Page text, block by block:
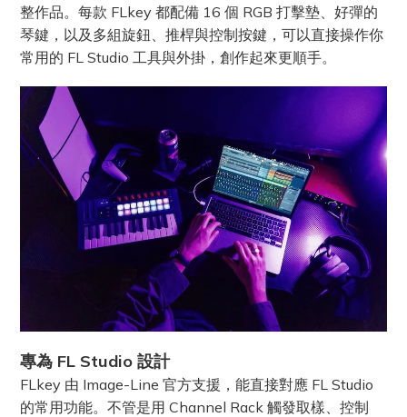
整作品。每款 FLkey 都配備 16 個 RGB 打擊墊、好彈的
琴鍵，以及多組旋鈕、推桿與控制按鍵，可以直接操作你
常用的 FL Studio 工具與外掛，創作起來更順手。
專為 FL Studio 設計
FLkey 由 Image-Line 官方支援，能直接對應 FL Studio
的常用功能。不管是用 Channel Rack 觸發取樣、控制